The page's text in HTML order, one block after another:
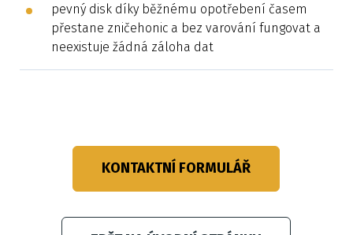
pevný disk díky běžnému opotřebení časem
přestane zničehonic a bez varování fungovat a
neexistuje žádná záloha dat
KONTAKTNÍ FORMULÁŘ